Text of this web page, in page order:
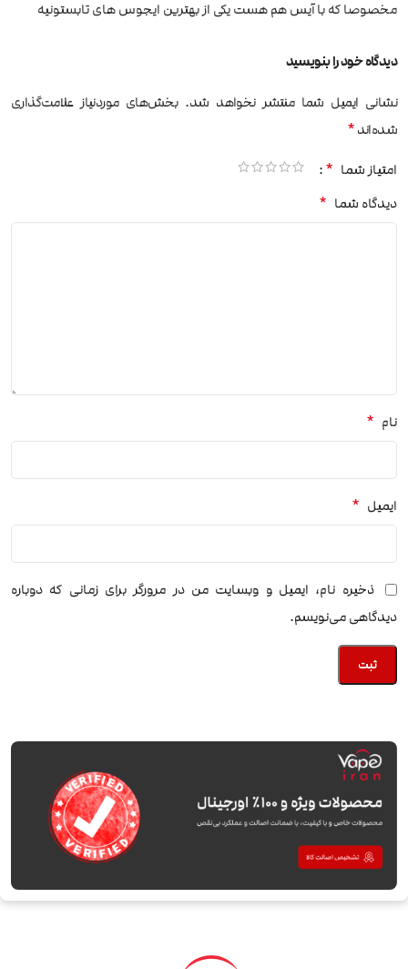
مخصوصا که با آیس هم هست یکی از بهترین ایجوس های تابستونیه
دیدگاه خود را بنویسید
نشانی ایمیل شما منتشر نخواهد شد. بخش‌های موردنیاز علامت‌گذاری
شده‌اند*
امتیاز شما *
دیدگاه شما *
نام *
ایمیل *
ذخیره نام، ایمیل و وبسایت من در مرورگر برای زمانی که دوباره
دیدگاهی می‌نویسم.